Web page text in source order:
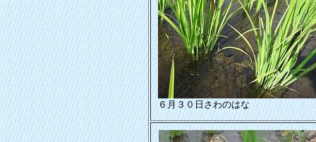
６月３０日さわのはな